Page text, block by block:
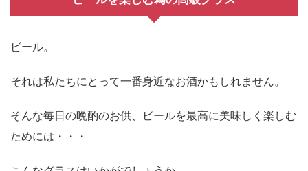
ビール。
それは私たちにとって一番身近なお酒かもしれません。
そんな毎日の晩酌のお供、ビールを最高に美味しく楽しむ
ためには・・・